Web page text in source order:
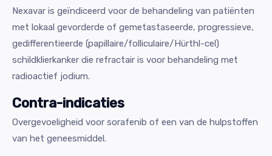
Nexavar is geïndiceerd voor de behandeling van patiënten
met lokaal gevorderde of gemetastaseerde, progressieve,
gedifferentieerde (papillaire/folliculaire/Hürthl-cel)
schildklierkanker die refractair is voor behandeling met
radioactief jodium.
Contra-indicaties
Overgevoeligheid voor sorafenib of een van de hulpstoffen
van het geneesmiddel.